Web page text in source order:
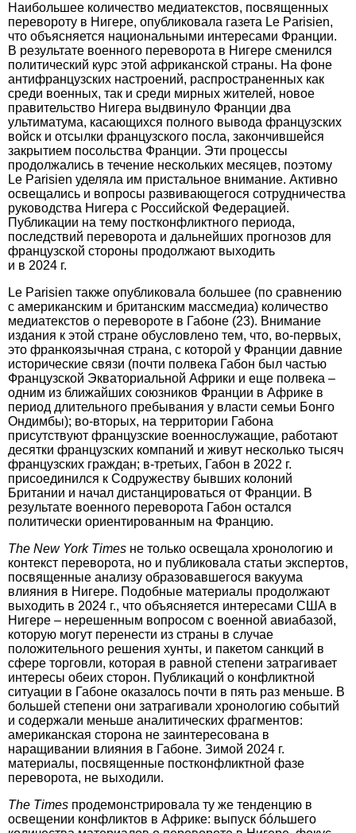
Наибольшее количество медиатекстов, посвященных
перевороту в Нигере, опуб­ликовала газета Le Parisien,
что объясняется национальными интересами Франции.
В результате военного переворота в Нигере сменился
политический курс этой африканской страны. На фоне
антифранцузских настроений, распространенных как
среди военных, так и среди мирных жителей, новое
правительство Нигера выдвинуло Франции два
ультиматума, касающихся полного вывода французских
войск и отсылки французского посла, закончившейся
закрытием посольства Франции. Эти процессы
продолжались в течение нескольких месяцев, поэтому
Le Parisien уделяла им пристальное внимание. Активно
освещались и вопросы развивающегося сотрудничества
руководства Нигера с Российской Федерацией.
Публикации на тему постконф­ликтного периода,
последствий переворота и дальнейших прогнозов для
французской стороны продолжают выходить
и в 2024 г.
Le Parisien также опубликовала большее (по сравнению
с американским и британским массмедиа) количество
медиатекстов о перевороте в Габоне (23). Внимание
издания к этой стране обусловлено тем, что, во-первых,
это франкоязычная страна, с которой у Франции давние
историче­ские связи (почти полвека Габон был частью
Французской Экваториальной Африки и еще полвека –
одним из ближайших союзников Франции в Африке в
период длительного пребывания у власти семьи Бонго
Ондимбы); во-вторых, на территории Габона
присутствуют французские военнослужащие, работают
десятки французских компаний и живут несколько тысяч
французских граждан; в-третьих, Габон в 2022 г.
присоединился к Содружеству бывших колоний
Британии и начал дистанцироваться от Франции. В
результате военного переворота Габон остался
политически ориентированным на Францию.
The NewYork Times не только освещала хронологию и
контекст переворота, но и публиковала статьи экспертов,
посвященные анализу образовавшегося вакуума
влияния в Нигере. Подобные материалы продолжают
выходить в 2024 г., что объясняется интересами США в
Нигере – нерешенным вопросом с военной авиабазой,
которую могут перенести из страны в случае
положительного решения хунты, и пакетом санкций в
сфере торговли, которая в равной степени затрагивает
интересы обеих сторон. Публикаций о конфликтной
ситуации в Габоне оказалось почти в пять раз меньше. В
большей степени они затрагивали хронологию событий
и содержали меньше аналитических фрагментов:
американская сторона не заинтересована в
наращивании влияния в Габоне. Зимой 2024 г.
материалы, посвященные постконф­ликтной фазе
переворота, не выходили.
The Times продемонстрировала ту же тенденцию в
освещении конфликтов в Африке: выпуск бóльшего